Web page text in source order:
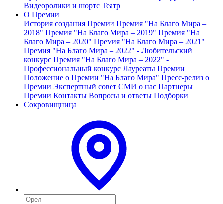
Видеоролики и шортс Театр
О Премии
История создания Премии Премия "На Благо Мира –
2018" Премия "На Благо Мира – 2019" Премия "На
Благо Мира – 2020" Премия "На Благо Мира – 2021"
Премия "На Благо Мира – 2022" - Любительский
конкурс Премия "На Благо Мира – 2022" -
Профессиональный конкурс Лауреаты Премии
Положение о Премии "На Благо Мира" Пресс-релиз о
Премии Экспертный совет СМИ о нас Партнеры
Премии Контакты Вопросы и ответы Подборки
Сокровищница